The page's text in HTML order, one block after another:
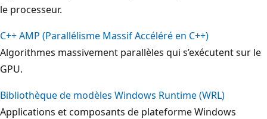
le processeur.
C++ AMP (Parallélisme Massif Accéléré en C++)
Algorithmes massivement parallèles qui s’exécutent sur le
GPU.
Bibliothèque de modèles Windows Runtime (WRL)
Applications et composants de plateforme Windows